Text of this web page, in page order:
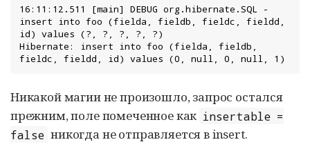
16:11:12.511 [main] DEBUG org.hibernate.SQL -
insert into foo (fielda, fieldb, fieldc, fieldd,
id) values (?, ?, ?, ?, ?)
Hibernate: insert into foo (fielda, fieldb,
fieldc, fieldd, id) values (0, null, 0, null, 1)
Никакой магии не произошло, запрос остался
прежним, поле помеченное как insertable =
false никогда не отправляется в insert.